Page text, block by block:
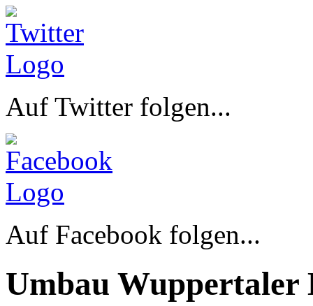
Auf Twitter folgen...
Auf Facebook folgen...
Umbau Wuppertaler